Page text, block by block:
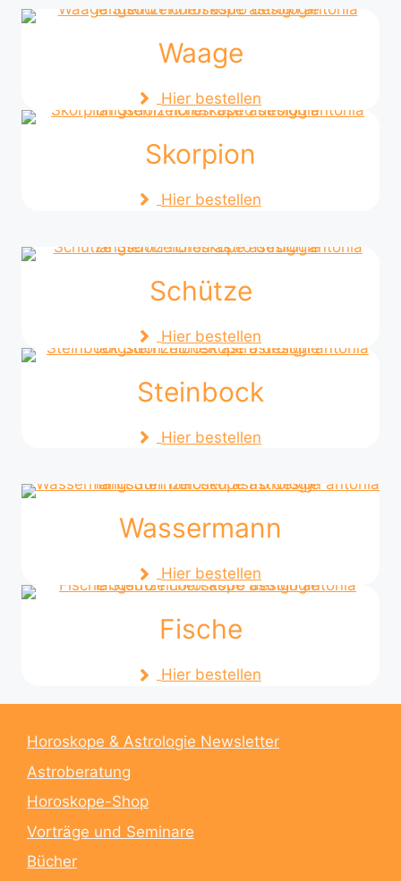
Waage
Hier bestellen
Skorpion
Hier bestellen
Schütze
Hier bestellen
Steinbock
Hier bestellen
Wassermann
Hier bestellen
Fische
Hier bestellen
Horoskope & Astrologie Newsletter
Astroberatung
Horoskope-Shop
Vorträge und Seminare
Bücher